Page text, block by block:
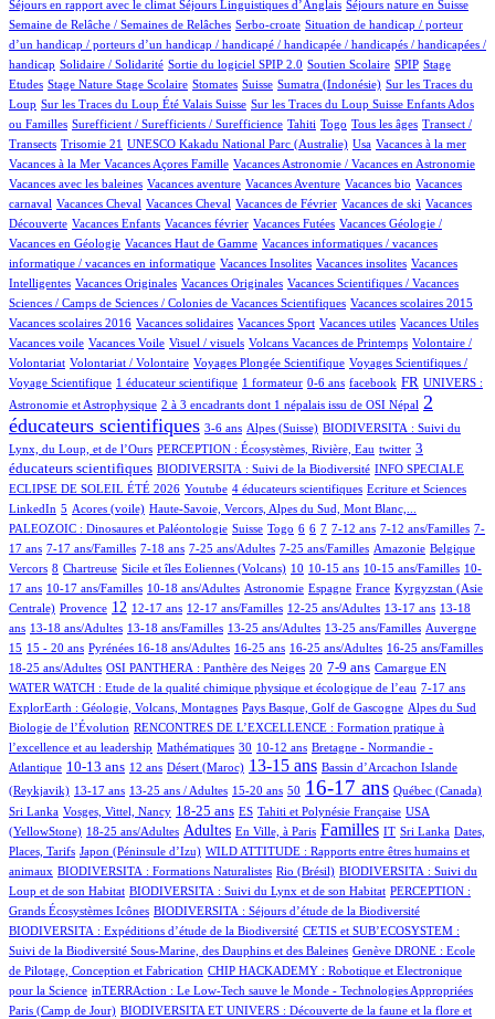
Séjours en rapport avec le climat Séjours Linguistiques d’Anglais Séjours nature en Suisse
Semaine de Relâche / Semaines de Relâches
17/1040 Serbo-croate
2/1040
Situation de handicap / porteur
d’un handicap / porteurs d’un handicap / handicapé / handicapée / handicapés / handicapées /
handicap
2/1040 Solidaire / Solidarité
4/1040 Sortie du logiciel SPIP 2.0
63/1040 Soutien Scolaire
4/1040 SPIP
1/1040
Stage
Etudes
1/1040Stage Nature
11/1040 Stage Scolaire
1/1040 Stomates
169/1040 Suisse
8/1040 Sumatra (Indonésie)
2/1040
Sur les Traces du
Loup
10/1040Sur les Traces du Loup Été Valais Suisse
8/1040
Sur les Traces du Loup Suisse Enfants Ados
ou Familles
2/1040 Surefficient / Surefficients / Surefficience
39/1040 Tahiti
6/1040 Togo
13/1040 Tous les âges
93/1040
Transect /
Transects
2/1040 Trisomie 21
1/1040 UNESCO Kakadu National Parc (Australie)
19/1040 Usa
1/1040 Vacances à la mer
1/1040
Vacances à la Mer
1/1040 Vacances Açores Famille
38/1040 Vacances Astronomie / Vacances en Astronomie
1/1040
Vacances avec les baleines
1/1040 Vacances aventure
10/1040 Vacances Aventure
2/1040 Vacances bio
1/1040
Vacances
carnaval
101/1040Vacances Cheval
1/1040 Vacances Cheval
19/1040 Vacances de Février
1/1040 Vacances de ski
1/1040
Vacances
Découverte
37/1040 Vacances Enfants
2/1040 Vacances février
2/1040 Vacances Futées
31/1040
Vacances Géologie /
Vacances en Géologie
1/1040 Vacances Haut de Gamme
1/1040
Vacances informatiques / vacances
informatique / vacances en informatique
1/1040 Vacances Insolites
1/1040 Vacances insolites
1/1040
Vacances
Intelligentes
2/1040 Vacances Originales
1/1040 Vacances Originales
10/1040
Vacances Scientifiques / Vacances
Sciences / Camps de Sciences / Colonies de Vacances Scientifiques
1/1040 Vacances scolaires 2015
1/1040
Vacances scolaires 2016
1/1040 Vacances solidaires
1/1040 Vacances Sport
1/1040 Vacances utiles
1/1040 Vacances Utiles
1/1040
Vacances voile
1/1040 Vacances Voile
2/1040 Visuel / visuels
11/1040 Volcans Vacances de Printemps
1/1040
Volontaire /
Volontariat
1/1040 Volontariat / Volontaire
76/1040 Voyages Plongée Scientifique
12/1040
Voyages Scientifiques /
Voyage Scientifique
128/1040 1 éducateur scientifique
10/1040 1 formateur
1/1040 0-6 ans
12/1040 facebook
332/1040 FR
50/1040
UNIVERS :
Astronomie et Astrophysique
13/1040 2 à 3 encadrants dont 1 népalais issu de OSI Népal
614/1040
2
éducateurs scientifiques
14/1040 3-6 ans
135/1040 Alpes (Suisse)
56/1040
BIODIVERSITA : Suivi du
Lynx, du Loup, et de l’Ours
15/1040 PERCEPTION : Écosystèmes, Rivière, Eau
2/1040 twitter
286/1040
3
éducateurs scientifiques
68/1040 BIODIVERSITA : Suivi de la Biodiversité
61/1040
INFO SPECIALE
ECLIPSE DE SOLEIL ÉTÉ 2026
2/1040 Youtube
38/1040 4 éducateurs scientifiques
2/1040 Ecriture et Sciences
2/1040
LinkedIn
17/1040
5
7/1040 Acores (voile)
11/1040 Haute-Savoie, Vercors, Alpes du Sud, Mont Blanc,...
106/1040
PALEOZOIC : Dinosaures et Paléontologie
5/1040 Suisse
4/1040 Togo
2/1040 6
60/1040 6
97/1040 7
21/1040 7-12 ans
109/1040 7-12 ans/Familles
3/1040
7-
17 ans
45/10407-17 ans/Familles
47/1040 7-18 ans
3/1040 7-25 ans/Adultes
10/1040 7-25 ans/Familles
7/1040 Amazonie
3/1040 Belgique
1/1040
Vercors
83/1040
8
1/1040 Chartreuse
12/1040 Sicile et îles Eoliennes (Volcans)
94/1040 10
2/1040 10-15 ans
3/1040 10-15 ans/Familles
18/1040
10-
17 ans
12/104010-17 ans/Familles
6/1040 10-18 ans/Adultes
63/1040 Astronomie
61/1040 Espagne
9/1040 France
103/1040
Kyrgyzstan (Asie
Centrale)
203/1040Provence
426/1040 12
22/1040 12-17 ans
2/1040 12-17 ans/Familles
1/1040 12-25 ans/Adultes
109/1040 13-17 ans
11/1040
13-18
ans
74/1040
13-18 ans/Adultes
8/1040 13-18 ans/Familles
1/1040 13-25 ans/Adultes
9/1040 13-25 ans/Familles
4/1040 Auvergne
200/1040
15
30/1040
15 - 20 ans
50/1040 Pyrénées
120/1040 16-18 ans/Adultes
9/1040 16-25 ans
3/1040 16-25 ans/Adultes
2/1040 16-25 ans/Familles
23/1040
18-25 ans/Adultes
107/1040 OSI PANTHERA : Panthère des Neiges
67/1040 20
276/1040 7-9 ans
2/1040 Camargue
195/1040 EN
12/1040
WATER WATCH : Etude de la qualité chimique physique et écologique de l’eau
13/1040 7-17 ans
56/1040
ExplorEarth : Géologie, Volcans, Montagnes
27/1040 Pays Basque, Golf de Gascogne
13/1040 Alpes du Sud
6/1040
Biologie de l’Évolution
104/1040
RENCONTRES DE L’EXCELLENCE : Formation pratique à
l’excellence et au leadership
2/1040 Mathématiques
12/1040 30
104/1040 10-12 ans
88/1040
Bretagne - Normandie -
Atlantique
259/104010-13 ans
64/1040 12 ans
7/1040 Désert (Maroc)
552/1040 13-15 ans
1/1040 Bassin d’Arcachon
19/1040
Islande
(Reykjavik)
35/1040 13-17 ans
21/1040 13-25 ans / Adultes
11/1040 15-20 ans
2/1040 50
720/1040 16-17 ans
27/1040 Québec (Canada)
2/1040
Sri Lanka
10/1040Vosges, Vittel, Nancy
315/1040 18-25 ans
64/1040 ES
45/1040 Tahiti et Polynésie Française
15/1040
USA
(YellowStone)
195/1040 18-25 ans/Adultes
437/1040 Adultes
1/1040 En Ville, à Paris
549/1040 Familles
7/1040 IT
2/1040 Sri Lanka
7/1040
Dates,
Places, Tarifs
5/1040 Japon (Péninsule d’Izu)
13/1040
WILD ATTITUDE : Rapports entre êtres humains et
animaux
41/1040BIODIVERSITA : Formations Naturalistes
5/1040 Rio (Brésil)
11/1040
BIODIVERSITA : Suivi du
Loup et de son Habitat
21/1040 BIODIVERSITA : Suivi du Lynx et de son Habitat
1/1040
PERCEPTION :
Grands Écosystèmes Icônes
13/1040 BIODIVERSITA : Séjours d’étude de la Biodiversité
10/1040
BIODIVERSITA : Expéditions d’étude de la Biodiversité
100/1040
CETIS et SUB’ECOSYSTEM :
Suivi de la Biodiversité Sous-Marine, des Dauphins et des Baleines
22/1040 Genève
14/1040
DRONE : Ecole
de Pilotage, Conception et Fabrication
11/1040
CHIP HACKADEMY : Robotique et Electronique
pour la Science
4/1040 inTERRAction : Le Low-Tech sauve le Monde - Technologies Appropriées
6/1040
Paris (Camp de Jour)
1/1040 BIODIVERSITA ET UNIVERS : Découverte de la faune et la flore et